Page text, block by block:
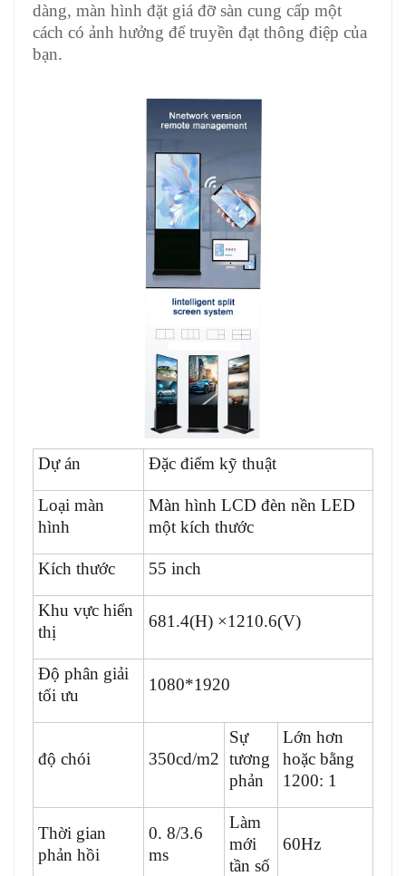
dàng, màn hình đặt giá đỡ sàn cung cấp một
cách có ảnh hưởng để truyền đạt thông điệp của
bạn.
Dự án Đặc điểm kỹ thuật
Loại màn
hình
Màn hình LCD đèn nền LED
một kích thước
Kích thước 55 inch
Khu vực hiển
thị
681.4(H) ×1210.6(V)
Độ phân giải
tối ưu
1080*1920
độ chói 350cd/m2
Sự
tương
phản
Lớn hơn
hoặc bằng
1200: 1
Thời gian
phản hồi
0. 8/3.6
ms
Làm
mới
tần số
60Hz